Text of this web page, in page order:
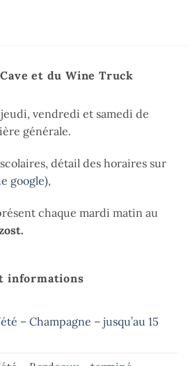
et du Wine Truck
vendredi et samedi de
générale.
détail des horaires sur
google),
chaque mardi matin au
informations
– Champagne – jusqu’au 15